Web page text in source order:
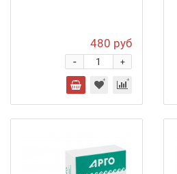
480 руб
+
-